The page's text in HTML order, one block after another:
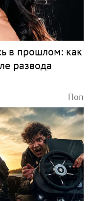
в прошлом: как
развода
Поп